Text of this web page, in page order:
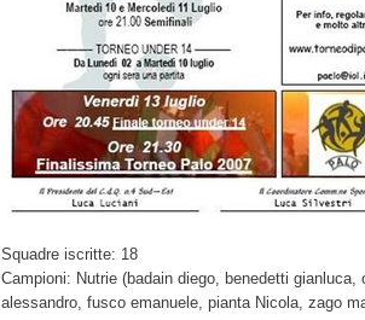
Squadre iscritte: 18
Campioni: Nutrie (badain diego, benedetti gianluca,
alessandro, fusco emanuele, pianta Nicola, zago